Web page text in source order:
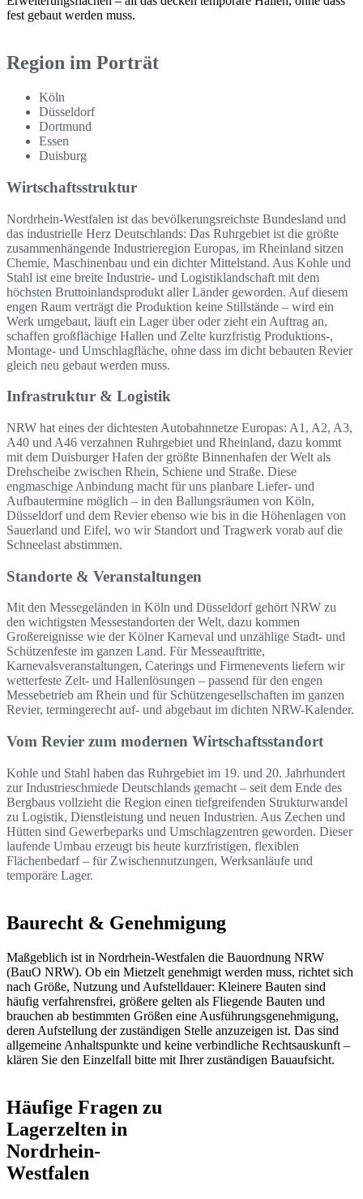
fest gebaut werden muss.
Region im Porträt
Köln
Düsseldorf
Dortmund
Essen
Duisburg
Wirtschaftsstruktur
Nordrhein-Westfalen ist das bevölkerungsreichste Bundesland und
das industrielle Herz Deutschlands: Das Ruhrgebiet ist die größte
zusammenhängende Industrieregion Europas, im Rheinland sitzen
Chemie, Maschinenbau und ein dichter Mittelstand. Aus Kohle und
Stahl ist eine breite Industrie- und Logistiklandschaft mit dem
höchsten Bruttoinlandsprodukt aller Länder geworden. Auf diesem
engen Raum verträgt die Produktion keine Stillstände – wird ein
Werk umgebaut, läuft ein Lager über oder zieht ein Auftrag an,
schaffen großflächige Hallen und Zelte kurzfristig Produktions-,
Montage- und Umschlagfläche, ohne dass im dicht bebauten Revier
gleich neu gebaut werden muss.
Infrastruktur & Logistik
NRW hat eines der dichtesten Autobahnnetze Europas: A1, A2, A3,
A40 und A46 verzahnen Ruhrgebiet und Rheinland, dazu kommt
mit dem Duisburger Hafen der größte Binnenhafen der Welt als
Drehscheibe zwischen Rhein, Schiene und Straße. Diese
engmaschige Anbindung macht für uns planbare Liefer- und
Aufbautermine möglich – in den Ballungsräumen von Köln,
Düsseldorf und dem Revier ebenso wie bis in die Höhenlagen von
Sauerland und Eifel, wo wir Standort und Tragwerk vorab auf die
Schneelast abstimmen.
Standorte & Veranstaltungen
Mit den Messegeländen in Köln und Düsseldorf gehört NRW zu
den wichtigsten Messestandorten der Welt, dazu kommen
Großereignisse wie der Kölner Karneval und unzählige Stadt- und
Schützenfeste im ganzen Land. Für Messeauftritte,
Karnevalsveranstaltungen, Caterings und Firmenevents liefern wir
wetterfeste Zelt- und Hallenlösungen – passend für den engen
Messebetrieb am Rhein und für Schützengesellschaften im ganzen
Revier, termingerecht auf- und abgebaut im dichten NRW-Kalender.
Vom Revier zum modernen Wirtschaftsstandort
Kohle und Stahl haben das Ruhrgebiet im 19. und 20. Jahrhundert
zur Industrieschmiede Deutschlands gemacht – seit dem Ende des
Bergbaus vollzieht die Region einen tiefgreifenden Strukturwandel
zu Logistik, Dienstleistung und neuen Industrien. Aus Zechen und
Hütten sind Gewerbeparks und Umschlagzentren geworden. Dieser
laufende Umbau erzeugt bis heute kurzfristigen, flexiblen
Flächenbedarf – für Zwischennutzungen, Werksanläufe und
temporäre Lager.
Baurecht & Genehmigung
Maßgeblich ist in Nordrhein-Westfalen die Bauordnung NRW
(BauO NRW). Ob ein Mietzelt genehmigt werden muss, richtet sich
nach Größe, Nutzung und Aufstelldauer: Kleinere Bauten sind
häufig verfahrensfrei, größere gelten als Fliegende Bauten und
brauchen ab bestimmten Größen eine Ausführungsgenehmigung,
deren Aufstellung der zuständigen Stelle anzuzeigen ist. Das sind
allgemeine Anhaltspunkte und keine verbindliche Rechtsauskunft –
klären Sie den Einzelfall bitte mit Ihrer zuständigen Bauaufsicht.
Häufige Fragen zu
Lagerzelten in
Nordrhein-
Westfalen